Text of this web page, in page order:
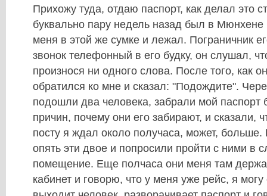
Прихожу туда, отдаю паспорт, как делал это
буквально пару недель назад был в Мюнхене
меня в этой же сумке и лежал. Пограничник
звонок телефонный в его будку, он слушал,
произнося ни одного слова. После того, как
обратился ко мне и сказал: "Подождите".
подошли два человека, забрали мой паспорт
причин, почему они его забирают, и сказали,
посту я ждал около получаса, может,
опять эти двое и попросили пройти с ними в
помещение. Еще полчаса они меня там
кабинет и говорю, что у меня уже рейс, я могу